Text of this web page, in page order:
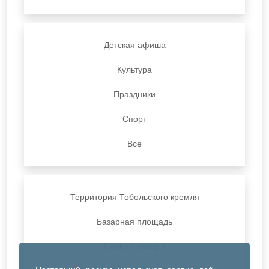
Детская афиша
Культура
Праздники
Спорт
Все
Территория Тобольского кремля
Базарная площадь